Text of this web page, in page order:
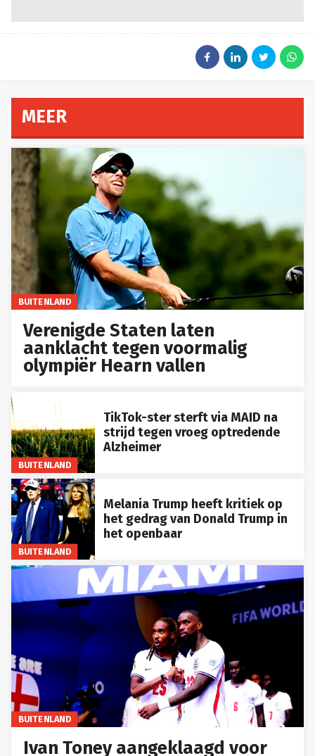
MEER
BUITENLAND
Verenigde Staten laten
aanklacht tegen voormalig
olympiër Hearn vallen
BUITENLAND
TikTok-ster sterft via MAID na
strijd tegen vroeg optredende
Alzheimer
BUITENLAND
Melania Trump heeft kritiek op
het gedrag van Donald Trump in
het openbaar
BUITENLAND
Ivan Toney aangeklaagd voor